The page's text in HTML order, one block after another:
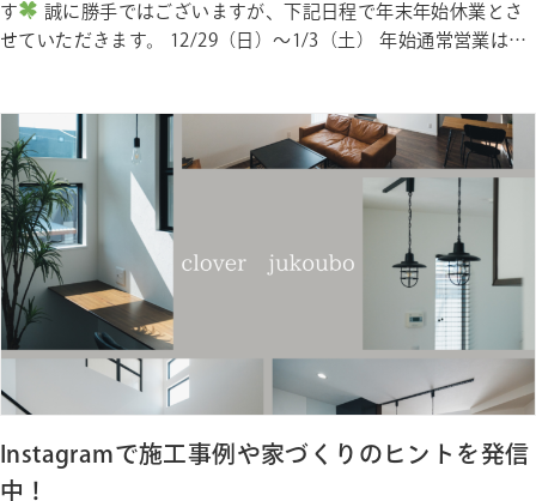
す
誠に勝手ではございますが、下記日程で年末年始休業とさ
せていただきます。 12/29（日）～1/3（土） 年始通常営業は
願い申し上げます。 クローバー住工房でお家を建てられたお
客…
Instagramで施工事例や家づくりのヒントを発信
中！